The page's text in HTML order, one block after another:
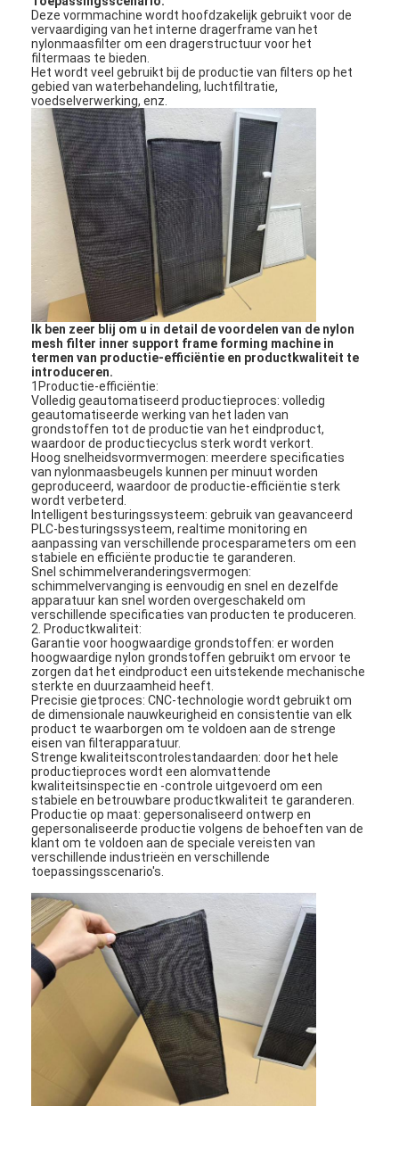
Thuis
Producten
Video's
Over ons
Fabriekstocht
Kwaliteitscontrole
Neem contact met ons op
Nieuws
Ga Nu Praten.
Luchtfilter die Machine maken
Luchtfilter Productiemachine
Zakfilter die Machine maken
Automatische het Vastnagelen Machine
Semi Automatische het Vastnagelen Machine
De Filters van airconditioningshepa
de filters van de luchtzuiveringsinstallatie
De Filter van de aluminiumzak
Stofzakfilter
Origami die Machine vouwen
Deze vormmachine wordt hoofdzakelijk gebruikt voor de
vervaardiging van het interne dragerframe van het
nylonmaasfilter om een dragerstructuur voor het
filtermaas te bieden.
Het wordt veel gebruikt bij de productie van filters op het
gebied van waterbehandeling, luchtfiltratie,
voedselverwerking, enz.
Ik ben zeer blij om u in detail de voordelen van de nylon
mesh filter inner support frame forming machine in
termen van productie-efficiëntie en productkwaliteit te
introduceren.
1Productie-efficiëntie:
Volledig geautomatiseerd productieproces: volledig
geautomatiseerde werking van het laden van
grondstoffen tot de productie van het eindproduct,
waardoor de productiecyclus sterk wordt verkort.
Hoog snelheidsvormvermogen: meerdere specificaties
van nylonmaasbeugels kunnen per minuut worden
geproduceerd, waardoor de productie-efficiëntie sterk
wordt verbeterd.
Intelligent besturingssysteem: gebruik van geavanceerd
PLC-besturingssysteem, realtime monitoring en
aanpassing van verschillende procesparameters om een
stabiele en efficiënte productie te garanderen.
Snel schimmelveranderingsvermogen:
schimmelvervanging is eenvoudig en snel en dezelfde
apparatuur kan snel worden overgeschakeld om
verschillende specificaties van producten te produceren.
2. Productkwaliteit:
Garantie voor hoogwaardige grondstoffen: er worden
hoogwaardige nylon grondstoffen gebruikt om ervoor te
zorgen dat het eindproduct een uitstekende mechanische
sterkte en duurzaamheid heeft.
Precisie gietproces: CNC-technologie wordt gebruikt om
de dimensionale nauwkeurigheid en consistentie van elk
product te waarborgen om te voldoen aan de strenge
eisen van filterapparatuur.
Strenge kwaliteitscontrolestandaarden: door het hele
productieproces wordt een alomvattende
kwaliteitsinspectie en -controle uitgevoerd om een
stabiele en betrouwbare productkwaliteit te garanderen.
Productie op maat: gepersonaliseerd ontwerp en
gepersonaliseerde productie volgens de behoeften van de
klant om te voldoen aan de speciale vereisten van
verschillende industrieën en verschillende
toepassingsscenario's.